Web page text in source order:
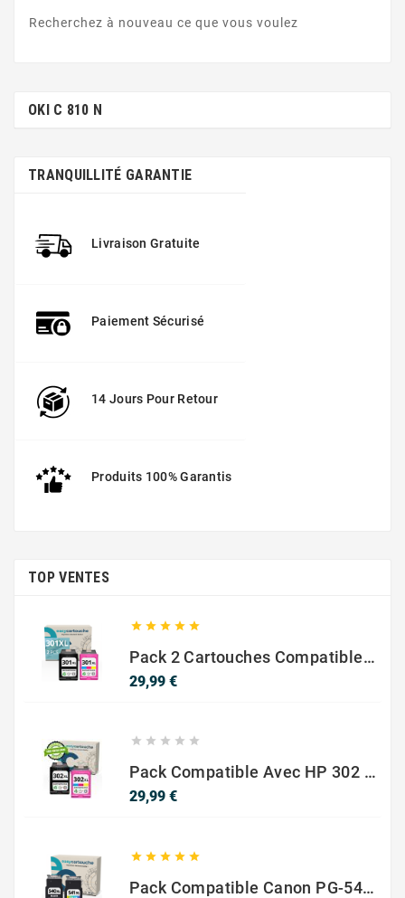
Recherchez à nouveau ce que vous voulez
OKI C 810 N
TRANQUILLITÉ GARANTIE
Livraison Gratuite
Paiement Sécurisé
14 Jours Pour Retour
Produits 100% Garantis
TOP VENTES
    
Pack 2 Cartouches Compatible Avec HP 301 XL Noir Et Couleur
29,99 €Prix
    
Pack Compatible Avec HP 302 XL Noir Et Couleur - SANS NIVEAU ENCRE
29,99 €Prix
    
Pack Compatible Canon PG-540 XL / CL-541 XL – Noir & Couleur – Haute Capacité